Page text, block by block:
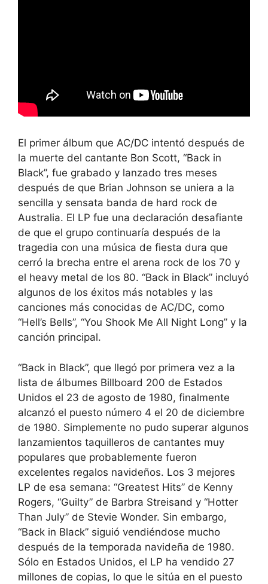
El primer álbum que AC/DC intentó después de
la muerte del cantante Bon Scott, “Back in
Black”, fue grabado y lanzado tres meses
después de que Brian Johnson se uniera a la
sencilla y sensata banda de hard rock de
Australia. El LP fue una declaración desafiante
de que el grupo continuaría después de la
tragedia con una música de fiesta dura que
cerró la brecha entre el arena rock de los 70 y
el heavy metal de los 80. “Back in Black” incluyó
algunos de los éxitos más notables y las
canciones más conocidas de AC/DC, como
“Hell’s Bells”, “You Shook Me All Night Long” y la
canción principal.
“Back in Black”, que llegó por primera vez a la
lista de álbumes Billboard 200 de Estados
Unidos el 23 de agosto de 1980, finalmente
alcanzó el puesto número 4 el 20 de diciembre
de 1980. Simplemente no pudo superar algunos
lanzamientos taquilleros de cantantes muy
populares que probablemente fueron
excelentes regalos navideños. Los 3 mejores
LP de esa semana: “Greatest Hits” de Kenny
Rogers, “Guilty” de Barbra Streisand y “Hotter
Than July” de Stevie Wonder. Sin embargo,
“Back in Black” siguió vendiéndose mucho
después de la temporada navideña de 1980.
Sólo en Estados Unidos, el LP ha vendido 27
millones de copias, lo que le sitúa en el puesto